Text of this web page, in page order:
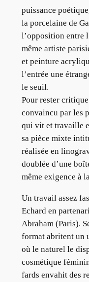
puissance
la porcelaine de
l’opposition entre
même artiste
et peinture
l’entrée une
le seuil.
Pour rester
convaincu par les
qui vit et travaille
sa pièce mixte
réalisée en
doublée d’une
même exigence à
Un travail assez
Echard en
Abraham (Paris).
format abritent un
où le naturel le
cosmétique
fards envahit des